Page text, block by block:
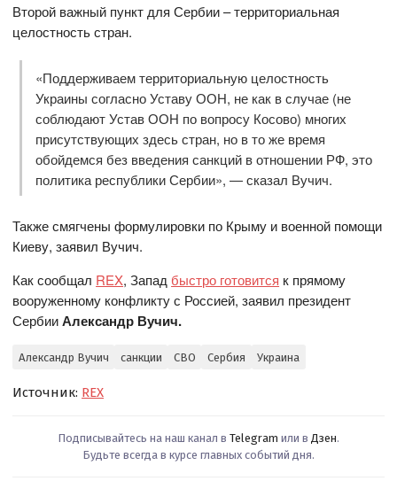
Второй важный пункт для Сербии – территориальная
целостность стран.
«Поддерживаем территориальную целостность
Украины согласно Уставу ООН, не как в случае (не
соблюдают Устав ООН по вопросу Косово) многих
присутствующих здесь стран, но в то же время
обойдемся без введения санкций в отношении РФ, это
политика республики Сербии», — сказал Вучич.
Также смягчены формулировки по Крыму и военной помощи
Киеву, заявил Вучич.
Как сообщал REX, Запад быстро готовится к прямому
вооруженному конфликту с Россией, заявил президент
СербииАлександр Вучич.
Александр Вучич санкции СВО Сербия Украина
Источник: REX
Подписывайтесь на наш канал в Telegram или в Дзен.
Будьте всегда в курсе главных событий дня.